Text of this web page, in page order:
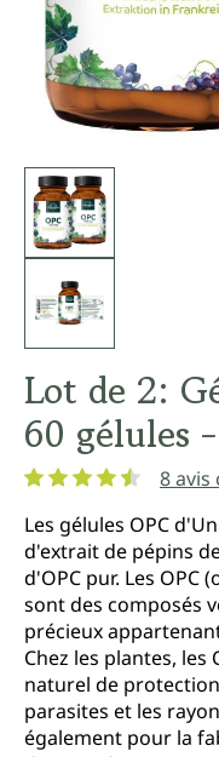
Lot de 2:
60 gélules
8 avis
Les gélules OPC
d'extrait de pépins
d'OPC pur. Les
sont des composés
précieux
Chez les plantes, les
naturel de
parasites et les
également pour la